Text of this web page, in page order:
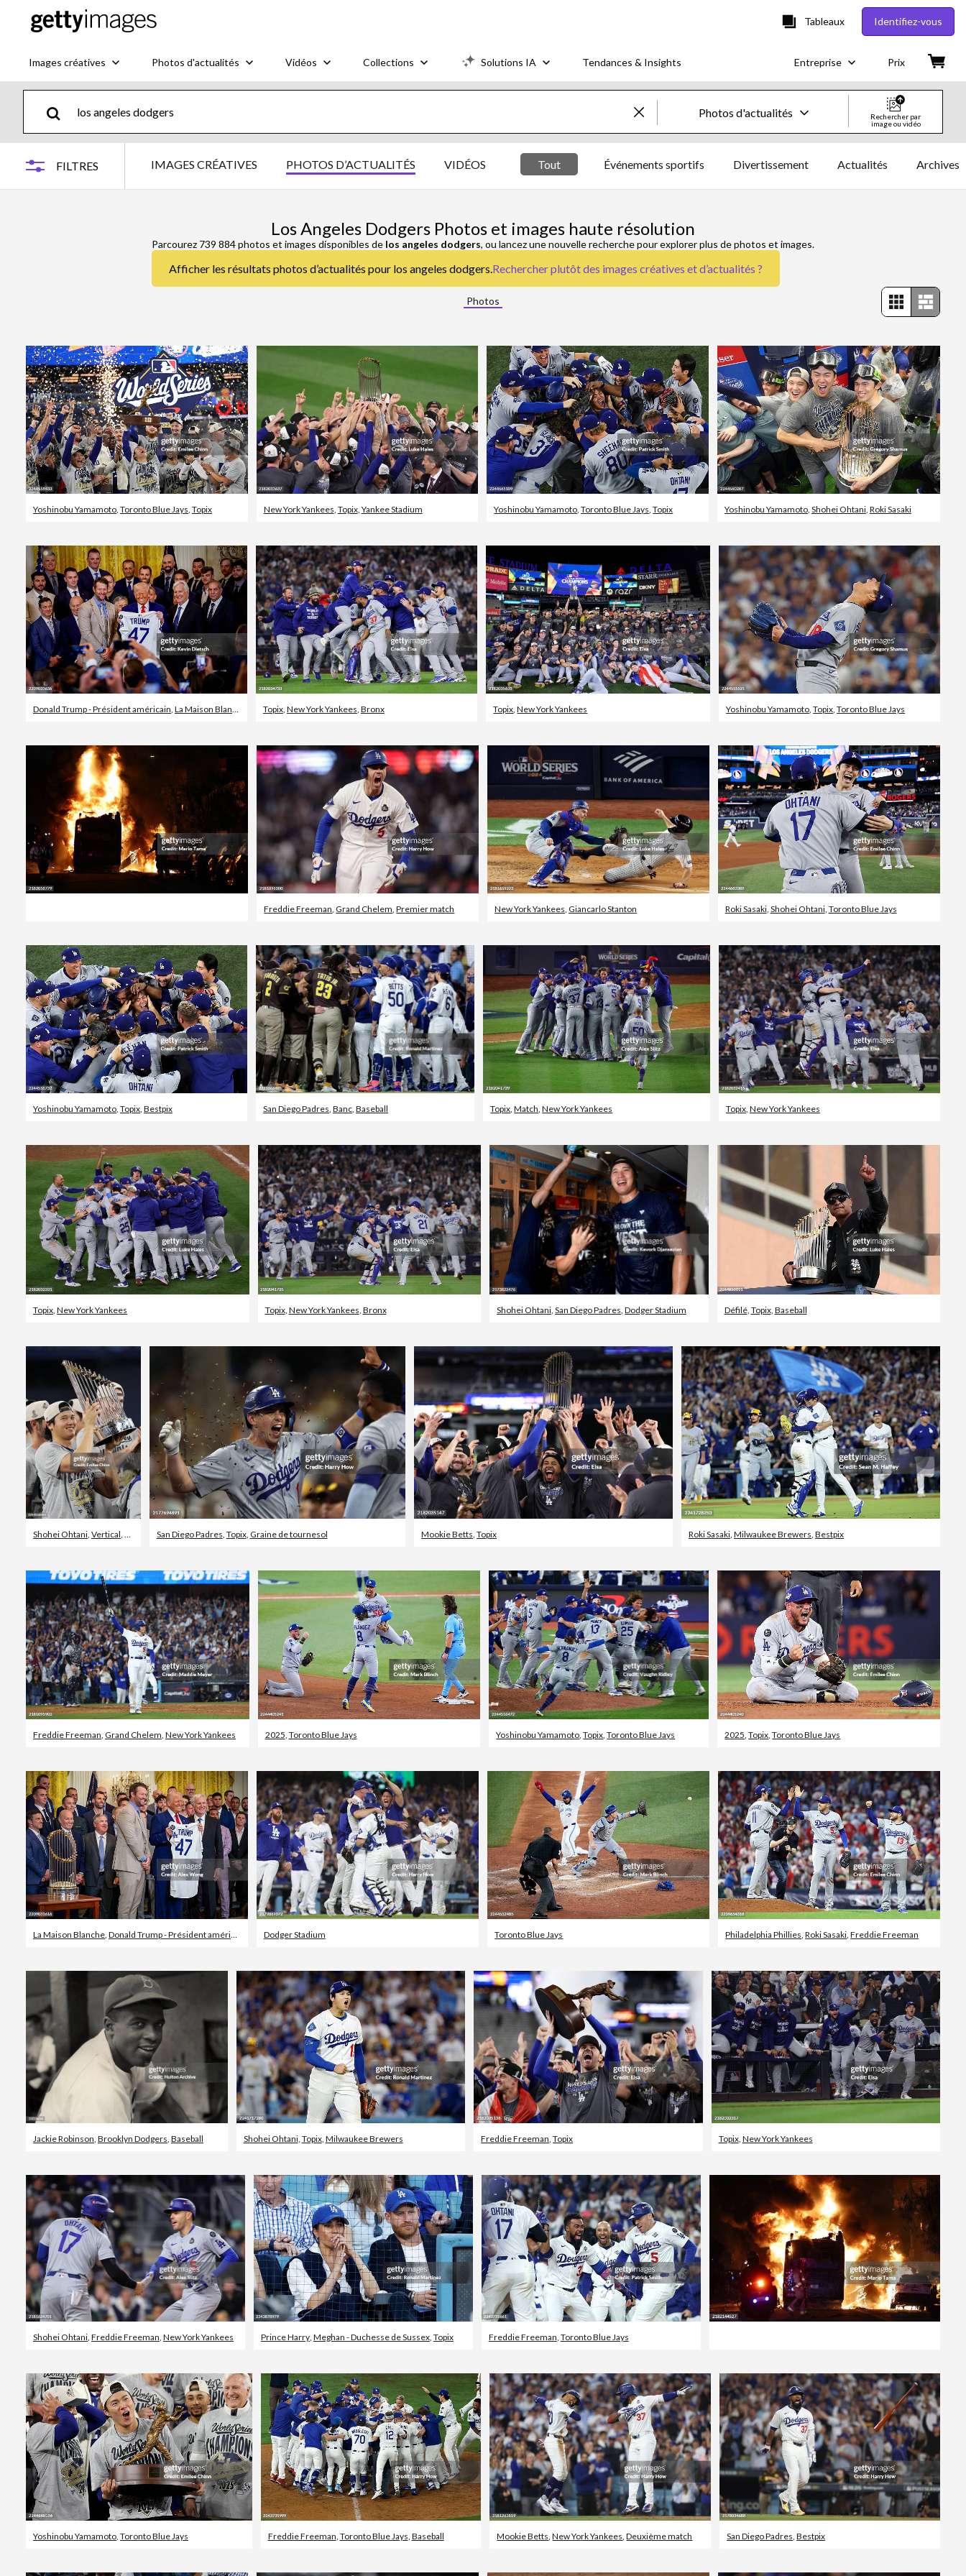
Tableaux Identifiez-vous
Images créatives Photos d'actualités Vidéos Collections Solutions IA Tendances & Insights Entreprise Prix
Photos d'actualités
Photos d'actualités
Vidéos
Rechercher par
image ou vidéo
FILTRES IMAGES CRÉATIVES PHOTOS D’ACTUALITÉS VIDÉOS Tout Événements sportifs Divertissement Actualités Archives
Los Angeles Dodgers Photos et images haute résolution
Parcourez 739 884 photos et images disponibles de los angeles dodgers, ou lancez une nouvelle recherche pour explorer plus de photos et images.
Afficher les résultats photos d’actualités pour los angeles dodgers.Rechercher plutôt des images créatives et d’actualités ?
Photos
Yoshinobu Yamamoto, Toronto Blue Jays, Topix New York Yankees, Topix, Yankee Stadium Yoshinobu Yamamoto,Toronto Blue Jays,Topix Yoshinobu Yamamoto, Shohei Ohtani, Roki Sasaki
Donald Trump - Président américain La Maison Blanche Mark Walter
Topix, New York Yankees Bronx Topix ,New York Yankees Yoshinobu Yamamoto ,Topix ,Toronto Blue Jays
Freddie Freeman, Grand Chelem,Premier match New York Yankees, Giancarlo Stanton Roki Sasaki, Shohei Ohtani, Toronto Blue Jays
Yoshinobu Yamamoto, Topix, Bestpix San Diego Padres, Banc, Baseball Topix,Match,New York Yankees Topix, New York Yankees
Topix New York Yankees Topix, New York Yankees Bronx Shohei Ohtani San Diego Padres Dodger Stadium Défilé, Topix, Baseball
Shohei Ohtani Vertical Toronto Blue Jays
San Diego Padres Topix, Graine de tournesol Mookie Betts ,Topix Roki Sasaki ,Milwaukee Brewers ,Bestpix
Freddie Freeman Grand Chelem New York Yankees 2025 Toronto Blue Jays Yoshinobu Yamamoto ,Topix ,Toronto Blue Jays 2025 ,Topix ,Toronto Blue Jays
La Maison Blanche Donald Trump - Président américain Dodger Stadium Toronto Blue Jays Philadelphia Phillies ,Roki Sasaki ,Freddie Freeman
Jackie Robinson, Brooklyn Dodgers, Baseball Shohei Ohtani, Topix, Milwaukee Brewers Freddie Freeman,Topix Topix, New York Yankees
Shohei Ohtani Freddie Freeman New York Yankees Prince Harry, Meghan - Duchesse de Sussex, Topix Freddie Freeman Toronto Blue Jays
Yoshinobu Yamamoto, Toronto Blue Jays Freddie Freeman, Toronto Blue Jays, Baseball Mookie Betts,New York Yankees,Deuxième match San Diego Padres,Bestpix